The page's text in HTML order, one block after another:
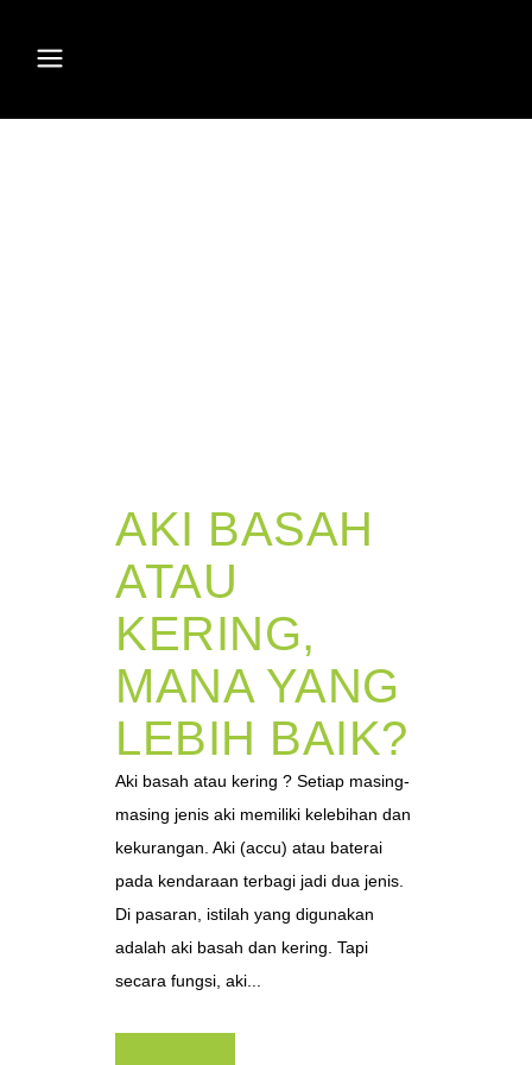
AKI BASAH
ATAU
KERING,
MANA YANG
LEBIH BAIK?
Aki basah atau kering ? Setiap masing-
masing jenis aki memiliki kelebihan dan
kekurangan. Aki (accu) atau baterai
pada kendaraan terbagi jadi dua jenis.
Di pasaran, istilah yang digunakan
adalah aki basah dan kering. Tapi
secara fungsi, aki...